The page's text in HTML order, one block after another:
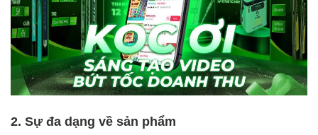
2. Sự đa dạng về sản phẩm